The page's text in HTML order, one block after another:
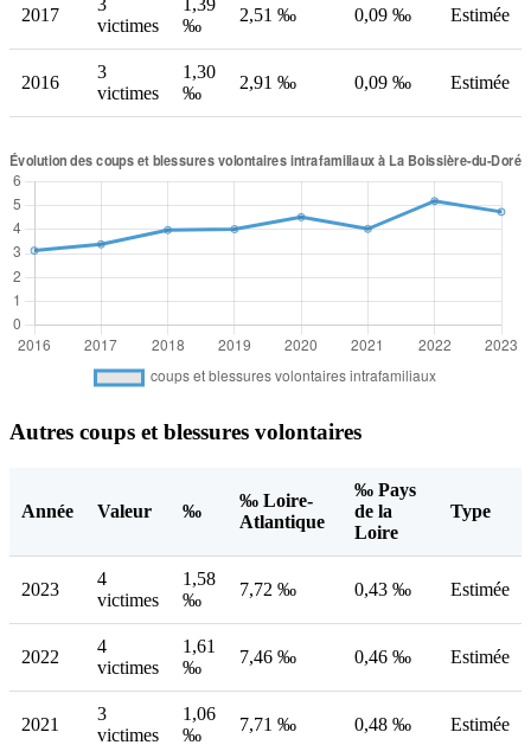
2017
3
victimes
1,39
‰
2,51 ‰ 0,09 ‰ Estimée
2016
3
victimes
1,30
‰
2,91 ‰ 0,09 ‰ Estimée
Autres coups et blessures volontaires
Année Valeur ‰
‰ Loire-
Atlantique
‰ Pays
de la
Loire
Type
2023
4
victimes
1,58
‰
7,72 ‰ 0,43 ‰ Estimée
2022
4
victimes
1,61
‰
7,46 ‰ 0,46 ‰ Estimée
2021
3
victimes
1,06
‰
7,71 ‰ 0,48 ‰ Estimée